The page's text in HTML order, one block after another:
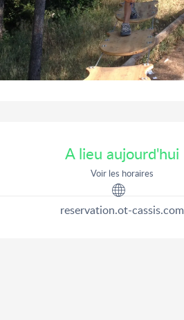
A lieu aujourd'hui
Voir les horaires
reservation.ot-cassis.com